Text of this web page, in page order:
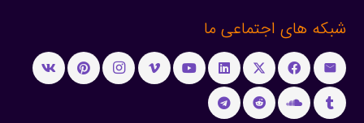
شبکه های اجتماعی ما